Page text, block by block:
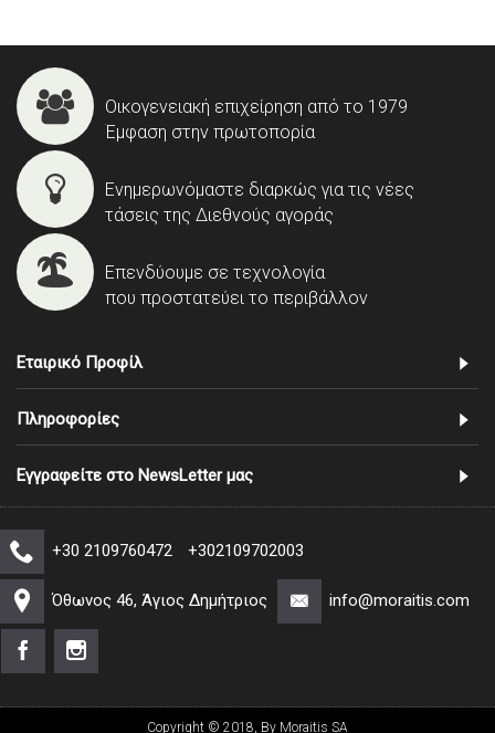
Οικογενειακή επιχείρηση από το 1979
Έμφαση στην πρωτοπορία
Ενημερωνόμαστε διαρκώς για τις νέες
τάσεις της Διεθνούς αγοράς
Επενδύουμε σε τεχνολογία
που προστατεύει το περιβάλλον
Εταιρικό Προφίλ
Πληροφορίες
Εγγραφείτε στο NewsLetter μας
+30 2109760472 +302109702003
Όθωνος 46, Άγιος Δημήτριος info@moraitis.com
Copyright © 2018, By Moraitis SA